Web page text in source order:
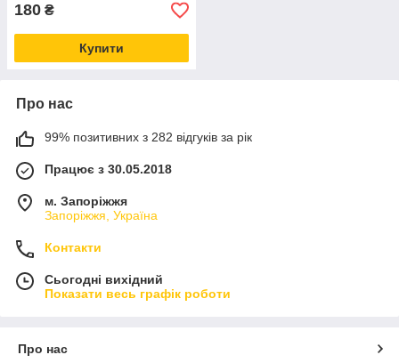
180 ₴
Купити
Про нас
99% позитивних з 282 відгуків за рік
Працює з 30.05.2018
м. Запоріжжя
Запоріжжя, Україна
Контакти
Сьогодні вихідний
Показати весь графік роботи
Про нас